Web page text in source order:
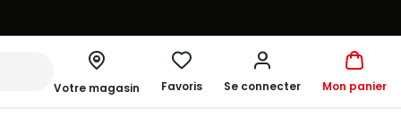
Votre magasin Favoris Se connecter Mon panier